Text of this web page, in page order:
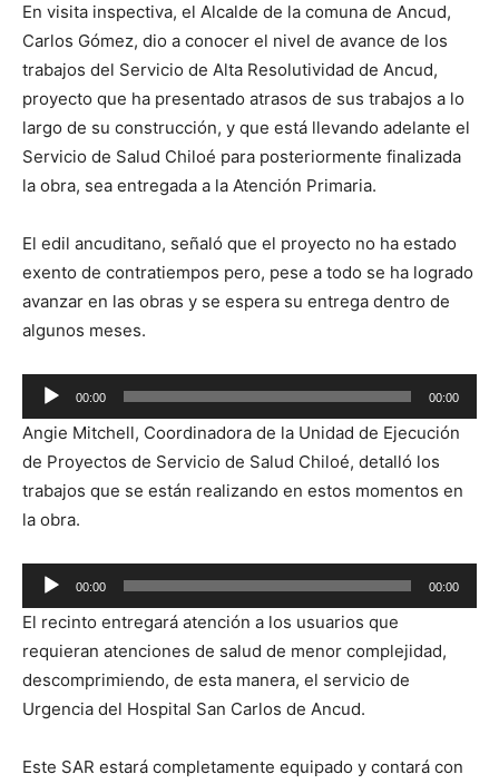
En visita inspectiva, el Alcalde de la comuna de Ancud,
Carlos Gómez, dio a conocer el nivel de avance de los
trabajos del Servicio de Alta Resolutividad de Ancud,
proyecto que ha presentado atrasos de sus trabajos a lo
largo de su construcción, y que está llevando adelante el
Servicio de Salud Chiloé para posteriormente finalizada
la obra, sea entregada a la Atención Primaria.
El edil ancuditano, señaló que el proyecto no ha estado
exento de contratiempos pero, pese a todo se ha logrado
avanzar en las obras y se espera su entrega dentro de
algunos meses.
Reproductor
de
audio
00:00 00:00
Angie Mitchell, Coordinadora de la Unidad de Ejecución
de Proyectos de Servicio de Salud Chiloé, detalló los
trabajos que se están realizando en estos momentos en
la obra.
Reproductor
de
audio
00:00 00:00
El recinto entregará atención a los usuarios que
requieran atenciones de salud de menor complejidad,
descomprimiendo, de esta manera, el servicio de
Urgencia del Hospital San Carlos de Ancud.
Este SAR estará completamente equipado y contará con